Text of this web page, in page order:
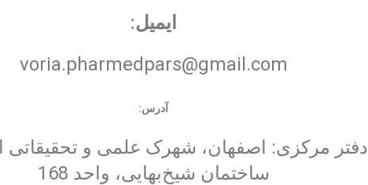
ایمیل:
voria.pharmedpars@gmail.com
آدرس:
دفتر مركزی: اصفهان، شهرک علمی و تحقیقاتی
ساختمان شیخ‌بهایی، واحد 168